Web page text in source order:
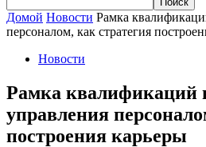
Домой Новости Рамка
персоналом, как стратегия
Новости
Рамка квалификаций
управления
построения карьеры